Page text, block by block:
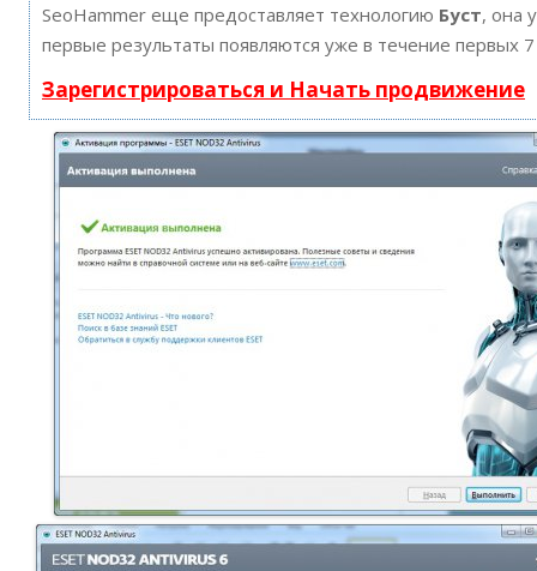
SeoHammer еще предоставляет технологию Буст, она
первые результаты появляются уже в течение первых
Зарегистрироваться и Начать продвижение